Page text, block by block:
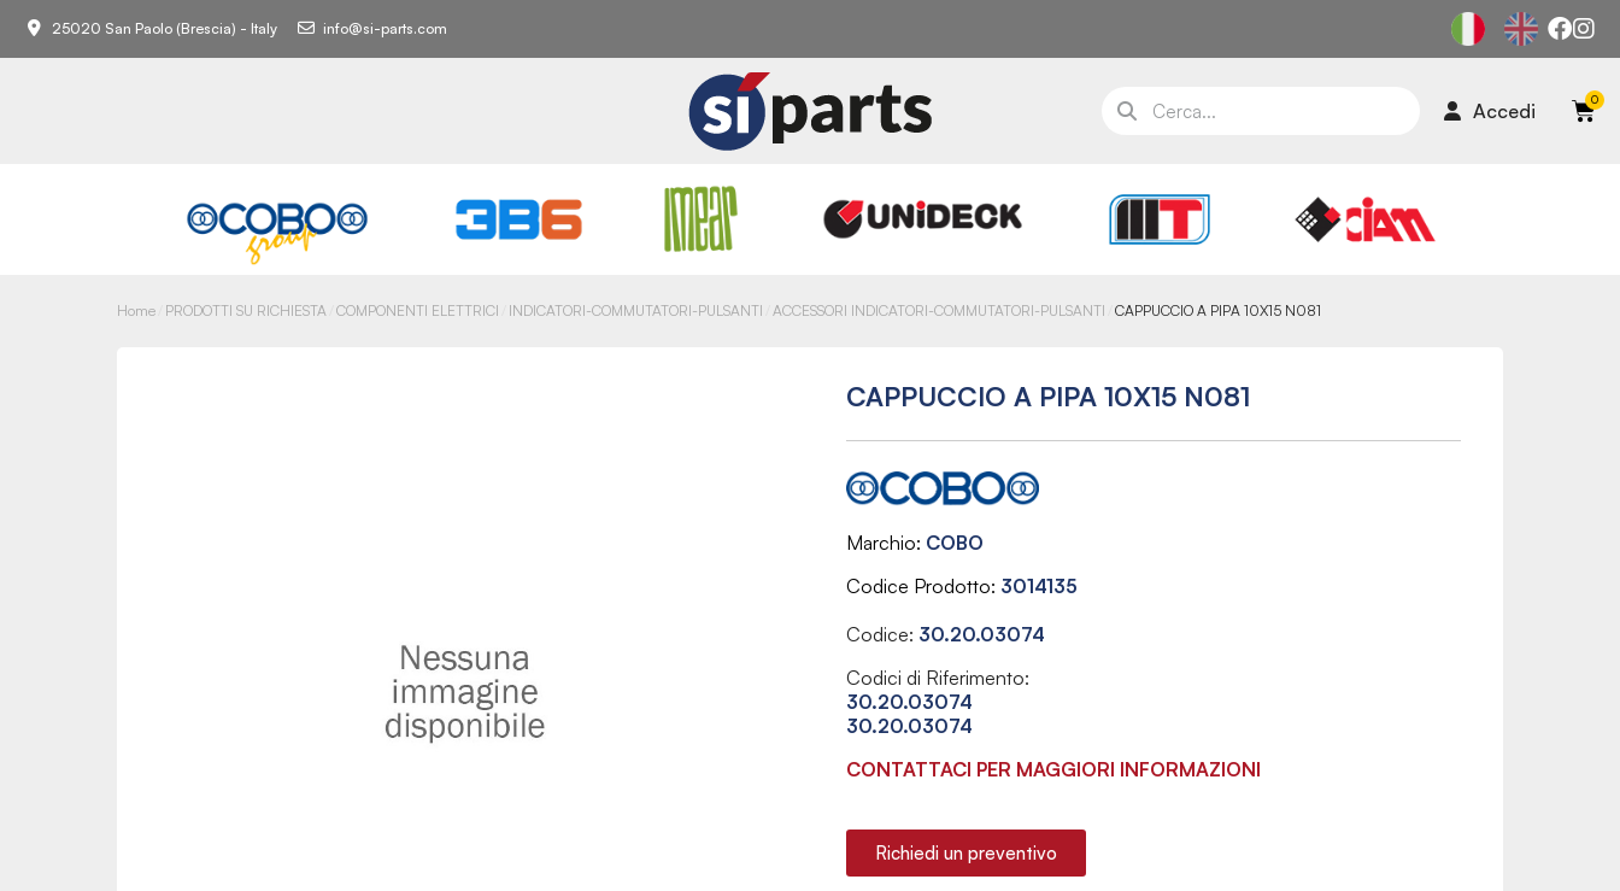
25020 San Paolo (Brescia) - Italy info@si-parts.com
Accedi
Home PRODOTTI SU RICHIESTA COMPONENTI ELETTRICI INDICATORI-COMMUTATORI-PULSANTI ACCESSORI INDICATORI-COMMUTATORI-PULSANTI CAPPUCCIO A PIPA 10X15 N081
CAPPUCCIO A PIPA 10X15 N081
Marchio COBO
Codice Prodotto 3014135
Codice: 30.20.03074
Codici di Riferimento:
30.20.03074
30.20.03074
CONTATTACI PER MAGGIORI INFORMAZIONI
Richiedi un preventivo